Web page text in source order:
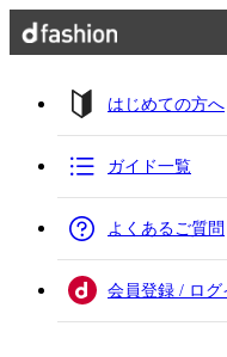
はじめての方へ
ガイド一覧
よくあるご質問
会員登録 / ログ